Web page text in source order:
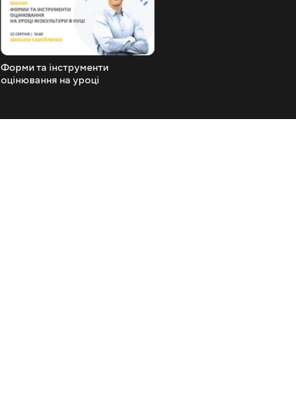
Форми та інструменти
оцінювання на уроці